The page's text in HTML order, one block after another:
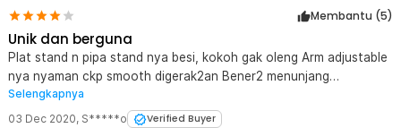
Membantu (5)
Unik dan berguna
Plat stand n pipa stand nya besi, kokoh gak oleng Arm adjustable
nya nyaman ckp smooth digerak2an Bener2 menunjang
bermalas2an... :-))
Selengkapnya
03 Dec 2020, S*****o Verified Buyer